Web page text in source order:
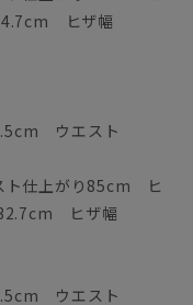
ヒザ幅
ウエスト
ト仕上がり85cm ヒ
ヒザ幅
ウエスト